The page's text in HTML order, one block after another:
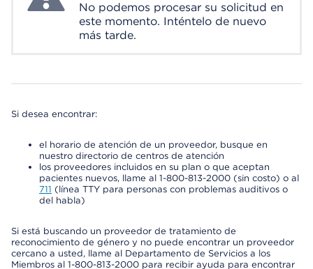
No podemos procesar su solicitud en
este momento. Inténtelo de nuevo
más tarde.
Si desea encontrar:
el horario de atención de un proveedor, busque en
nuestro directorio de centros de atención
los proveedores incluidos en su plan o que aceptan
pacientes nuevos, llame al 1-800-813-2000 (sin costo) o al
711 (línea TTY para personas con problemas auditivos o
del habla)
Si está buscando un proveedor de tratamiento de
reconocimiento de género y no puede encontrar un proveedor
cercano a usted, llame al Departamento de Servicios a los
Miembros al 1-800-813-2000 para recibir ayuda para encontrar